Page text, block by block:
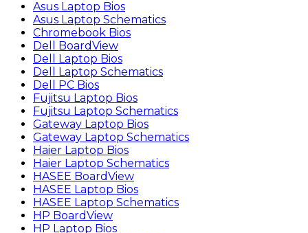
Asus Laptop Bios
Asus Laptop Schematics
Chromebook Bios
Dell BoardView
Dell Laptop Bios
Dell Laptop Schematics
Dell PC Bios
Fujitsu Laptop Bios
Fujitsu Laptop Schematics
Gateway Laptop Bios
Gateway Laptop Schematics
Haier Laptop Bios
Haier Laptop Schematics
HASEE BoardView
HASEE Laptop Bios
HASEE Laptop Schematics
HP BoardView
HP Laptop Bios